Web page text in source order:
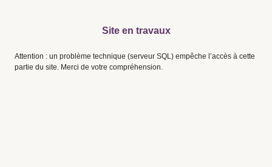
Site en travaux
Attention : un problème technique (serveur SQL) empêche l’accès à cette
partie du site. Merci de votre compréhension.